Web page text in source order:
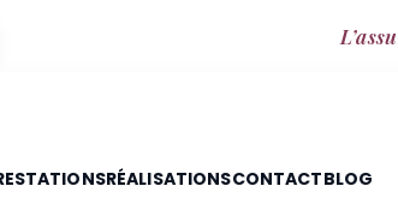
RÉALISATIONSCONTACTBLOG